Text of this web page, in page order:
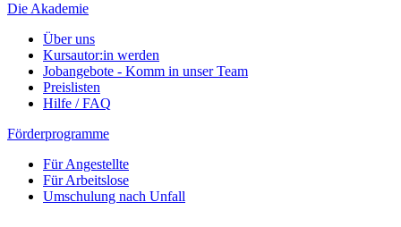
Die Akademie
Über uns
Kursautor:in werden
Jobangebote - Komm in unser Team
Preislisten
Hilfe / FAQ
Förderprogramme
Für Angestellte
Für Arbeitslose
Umschulung nach Unfall